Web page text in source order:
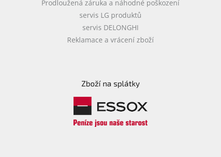
Prodloužená záruka a náhodné poškození
servis LG produktů
servis DELONGHI
Reklamace a vrácení zboží
Zboží na splátky